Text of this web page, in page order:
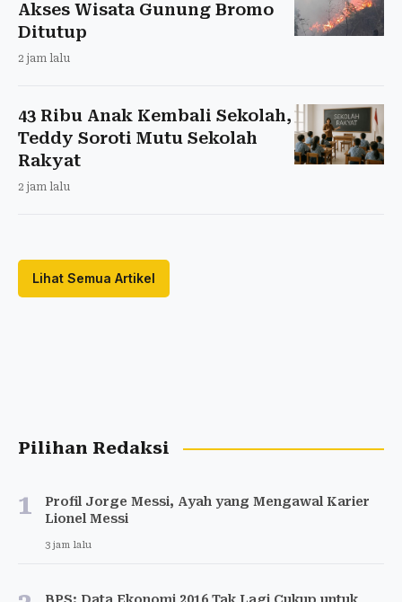
Akses Wisata Gunung Bromo
Ditutup
2 jam lalu
43 Ribu Anak Kembali Sekolah,
Teddy Soroti Mutu Sekolah
Rakyat
2 jam lalu
Lihat Semua Artikel
Pilihan Redaksi
1
Profil Jorge Messi, Ayah yang Mengawal Karier
Lionel Messi
3 jam lalu